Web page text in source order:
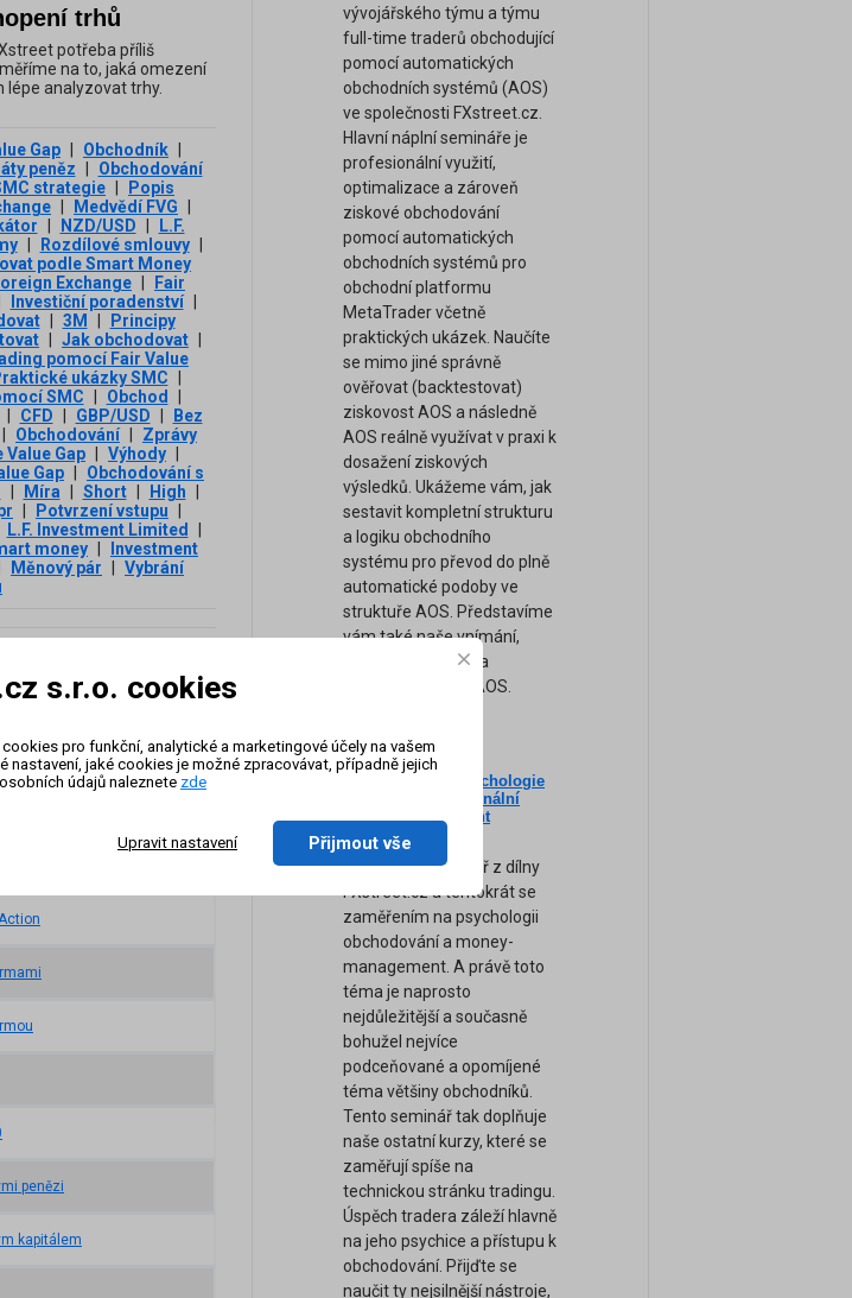
trhů
potřeba příliš
na to, jaká omezení
lépe analyzovat trhy.
Gap Obchodník
peněz
Obchodování
strategie
Popis
Medvědí FVG
NZD/USD
L.F.
Rozdílové smlouvy
podle Smart Money
Exchange
Fair
Investiční poradenství
3М
Principy
Jak obchodovat
pomocí Fair Value
ukázky SMC
SMC Obchod
CFD GBP/USD
Bez
Obchodování
Zprávy
Value Gap Výhody
Gap
Obchodování s
Míra Short High
Potvrzení vstupu
L.F. Investment Limited
money
Investment
Měnový pár
Vybrání
slova
penězi
kapitálem
vývojářského týmu a týmu
full-time traderů obchodující
pomocí automatických
obchodních systémů (AOS)
ve společnosti FXstreet.cz.
Hlavní náplní semináře je
profesionální využití,
optimalizace a zároveň
ziskové obchodování
pomocí automatických
obchodních systémů pro
obchodní platformu
MetaTrader včetně
praktických ukázek. Naučíte
se mimo jiné správně
ověřovat (backtestovat)
ziskovost AOS a následně
AOS reálně využívat v praxi k
dosažení ziskových
výsledků. Ukážeme vám, jak
sestavit kompletní strukturu
a logiku obchodního
systému pro převod do plně
automatické podoby ve
struktuře AOS. Představíme
vám také naše vnímání,
obchodní přístupy a
strategie pomocí AOS.
Nový seminář: Psychologie
tradingu a profesionální
Money-Management
(Záznam semináře)
Zcela nový seminář z dílny
FXstreet.cz a tentokrát se
zaměřením na psychologii
obchodování a money-
management. A právě toto
téma je naprosto
nejdůležitější a současně
bohužel nejvíce
podceňované a opomíjené
téma většiny obchodníků.
Tento seminář tak doplňuje
naše ostatní kurzy, které se
zaměřují spíše na
technickou stránku tradingu.
Úspěch tradera záleží hlavně
na jeho psychice a přístupu k
obchodování. Přijďte se
naučit ty nejsilnější nástroje,
s.r.o. cookies
pro funkční, analytické a marketingové účely na vašem
nastavení, jaké cookies je možné zpracovávat, případně jejich
údajů naleznete zde
Upravit nastavení Přijmout vše